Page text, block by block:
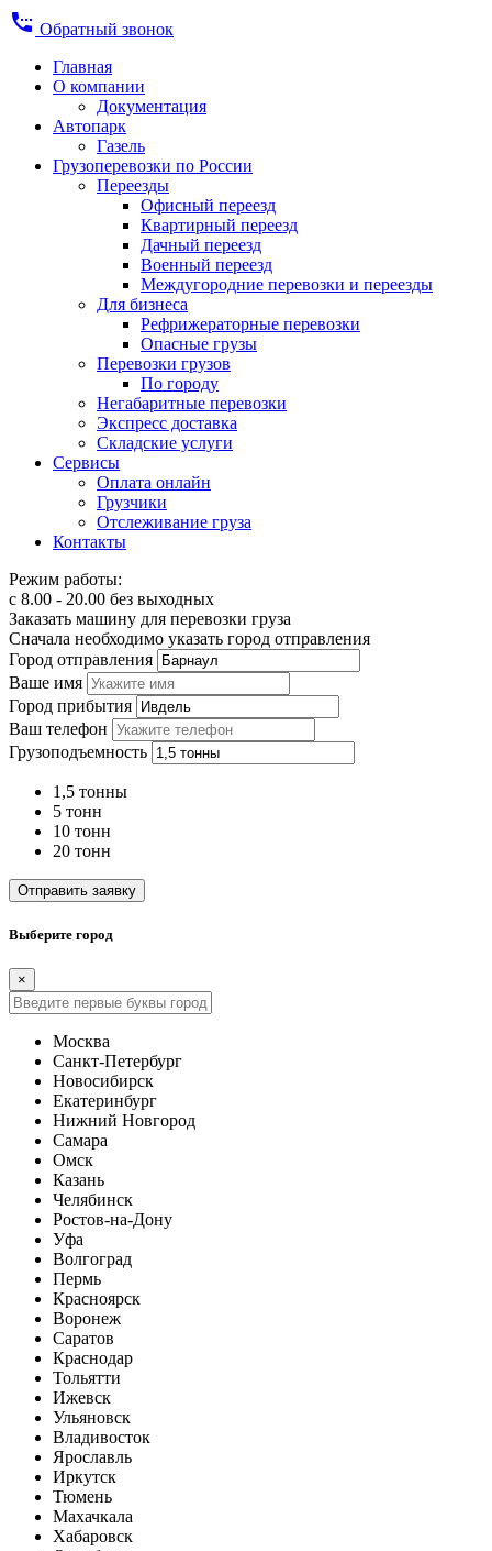
settings_phone Обратный звонок
Главная
О компании
Документация
Автопарк
Газель
Грузоперевозки по России
Переезды
Офисный переезд
Квартирный переезд
Дачный переезд
Военный переезд
Междугородние перевозки и переезды
Для бизнеса
Рефрижераторные перевозки
Опасные грузы
Перевозки грузов
По городу
Негабаритные перевозки
Экспресс доставка
Складские услуги
Сервисы
Оплата онлайн
Грузчики
Отслеживание груза
Контакты
Режим работы:
с 8.00 - 20.00 без выходных
Заказать машину для перевозки груза
Сначала необходимо указать город отправления
Город отправления
Ваше имя
Город прибытия
Ваш телефон
Грузоподъемность
1,5 тонны
5 тонн
10 тонн
20 тонн
Отправить заявку
Выберите город
×
Москва
Санкт-Петербург
Новосибирск
Екатеринбург
Нижний Новгород
Самара
Омск
Казань
Челябинск
Ростов-на-Дону
Уфа
Волгоград
Пермь
Красноярск
Воронеж
Саратов
Краснодар
Тольятти
Ижевск
Ульяновск
Владивосток
Ярославль
Иркутск
Тюмень
Махачкала
Хабаровск